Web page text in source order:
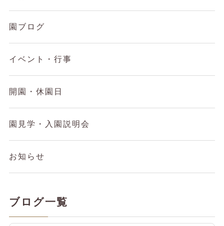
園ブログ
イベント・行事
開園・休園日
園見学・入園説明会
お知らせ
ブログ一覧